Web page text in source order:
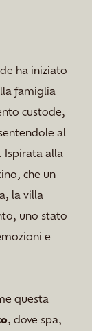
ha iniziato
famiglia
custode,
al
. Ispirata alla
che un
la villa
uno stato
e
questa
, dove spa,